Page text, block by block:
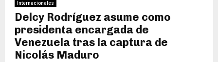
Internacionales
Delcy Rodríguez asume como
presidenta encargada de
Venezuela tras la captura de
Nicolás Maduro